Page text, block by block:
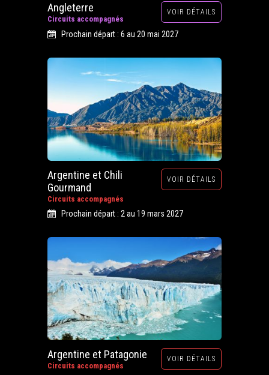
Angleterre
Circuits accompagnés
VOIR DÉTAILS
Prochain départ : 6 au 20 mai 2027
Argentine et Chili
Gourmand
Circuits accompagnés
VOIR DÉTAILS
Prochain départ : 2 au 19 mars 2027
Argentine et Patagonie
Circuits accompagnés
VOIR DÉTAILS